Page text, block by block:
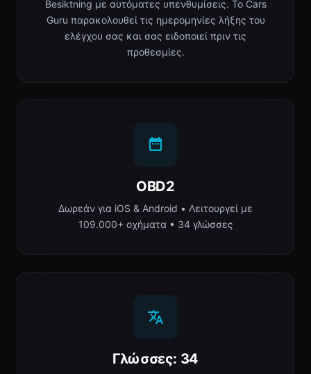
Besiktning με αυτόματες υπενθυμίσεις. Το Cars
Guru παρακολουθεί τις ημερομηνίες λήξης του
ελέγχου σας και σας ειδοποιεί πριν τις
προθεσμίες.
OBD2
Δωρεάν για iOS & Android • Λειτουργεί με
109.000+ οχήματα • 34 γλώσσες
Γλώσσες: 34